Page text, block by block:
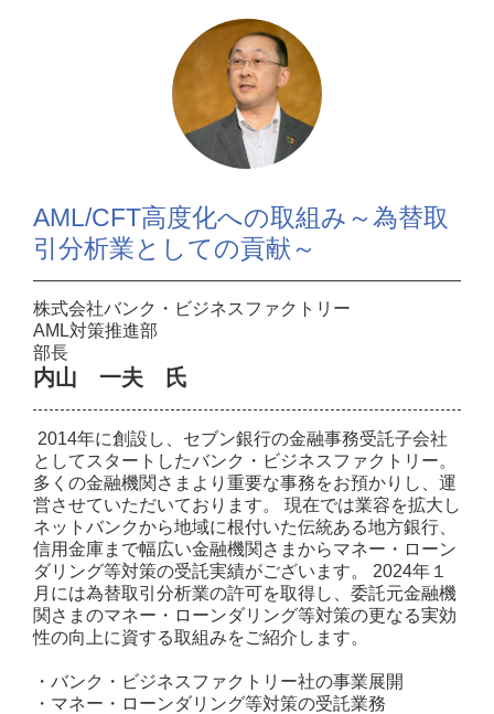
AML/CFT高度化への取組み～為替取
引分析業としての貢献～
株式会社バンク・ビジネスファクトリー
AML対策推進部
部長
内山 一夫 氏
2014年に創設し、セブン銀行の金融事務受託子会社
としてスタートしたバンク・ビジネスファクトリー。
多くの金融機関さまより重要な事務をお預かりし、運
営させていただいております。 現在では業容を拡大し
ネットバンクから地域に根付いた伝統ある地方銀行、
信用金庫まで幅広い金融機関さまからマネー・ローン
ダリング等対策の受託実績がございます。 2024年１
月には為替取引分析業の許可を取得し、委託元金融機
関さまのマネー・ローンダリング等対策の更なる実効
性の向上に資する取組みをご紹介します。
・バンク・ビジネスファクトリー社の事業展開
・マネー・ローンダリング等対策の受託業務